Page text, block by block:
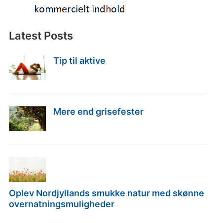
Latest Posts
Tip til aktive
Mere end grisefester
Oplev Nordjyllands smukke natur med skønne
overnatningsmuligheder